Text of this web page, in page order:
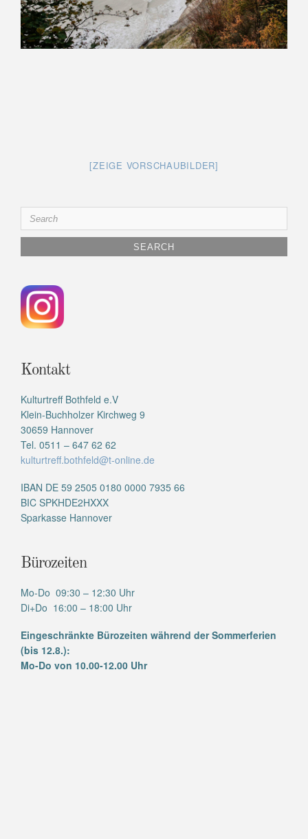
[ZEIGE VORSCHAUBILDER]
Search
for:
Kontakt
Kulturtreff Bothfeld e.V
Klein-Buchholzer Kirchweg 9
30659 Hannover
Tel. 0511 – 647 62 62
kulturtreff.bothfeld@t-online.de
IBAN DE 59 2505 0180 0000 7935 66
BIC SPKHDE2HXXX
Sparkasse Hannover
Bürozeiten
Mo-Do 09:30 – 12:30 Uhr
Di+Do 16:00 – 18:00 Uhr
Eingeschränkte Bürozeiten während der Sommerferien
(bis 12.8.):
Mo-Do von 10.00-12.00 Uhr